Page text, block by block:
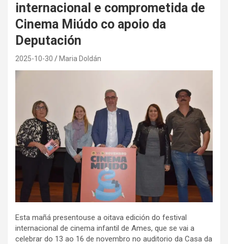
internacional e comprometida de
Cinema Miúdo co apoio da
Deputación
2025-10-30 Maria Doldán
Esta mañá presentouse a oitava edición do festival
internacional de cinema infantil de Ames, que se vai a
celebrar do 13 ao 16 de novembro no auditorio da Casa da